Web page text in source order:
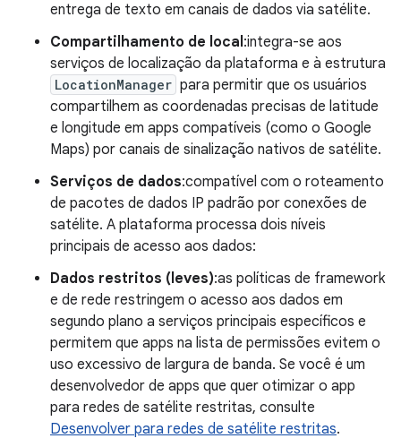
entrega de texto em canais de dados via satélite.
Compartilhamento de local:integra-se aos
serviços de localização da plataforma e à estrutura
LocationManager para permitir que os usuários
compartilhem as coordenadas precisas de latitude
e longitude em apps compatíveis (como o Google
Maps) por canais de sinalização nativos de satélite.
Serviços de dados:compatível com o roteamento
de pacotes de dados IP padrão por conexões de
satélite. A plataforma processa dois níveis
principais de acesso aos dados:
Dados restritos (leves):as políticas de framework
e de rede restringem o acesso aos dados em
segundo plano a serviços principais específicos e
permitem que apps na lista de permissões evitem o
uso excessivo de largura de banda. Se você é um
desenvolvedor de apps que quer otimizar o app
para redes de satélite restritas, consulte
Desenvolver para redes de satélite restritas.